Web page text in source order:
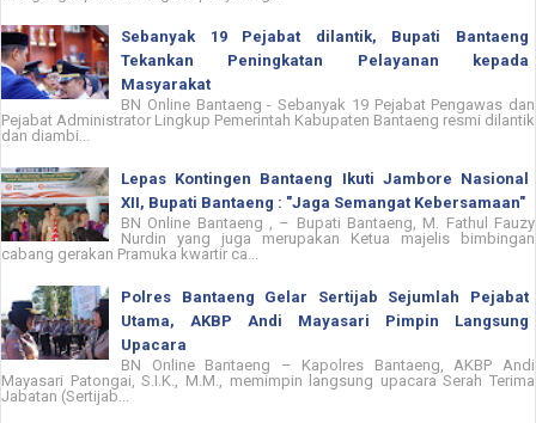
Sebanyak 19 Pejabat dilantik, Bupati Bantaeng
Tekankan Peningkatan Pelayanan kepada
Masyarakat
BN Online Bantaeng - Sebanyak 19 Pejabat Pengawas dan
Pejabat Administrator Lingkup Pemerintah Kabupaten Bantaeng resmi dilantik
dan diambi...
Lepas Kontingen Bantaeng Ikuti Jambore Nasional
XII, Bupati Bantaeng : "Jaga Semangat Kebersamaan"
BN Online Bantaeng , – Bupati Bantaeng, M. Fathul Fauzy
Nurdin yang juga merupakan Ketua majelis bimbingan
cabang gerakan Pramuka kwartir ca...
Polres Bantaeng Gelar Sertijab Sejumlah Pejabat
Utama, AKBP Andi Mayasari Pimpin Langsung
Upacara
BN Online Bantaeng – Kapolres Bantaeng, AKBP Andi
Mayasari Patongai, S.I.K., M.M., memimpin langsung upacara Serah Terima
Jabatan (Sertijab...